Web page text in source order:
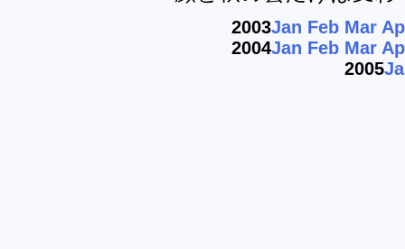
2003Jan Feb Mar
2004Jan Feb Mar
2005